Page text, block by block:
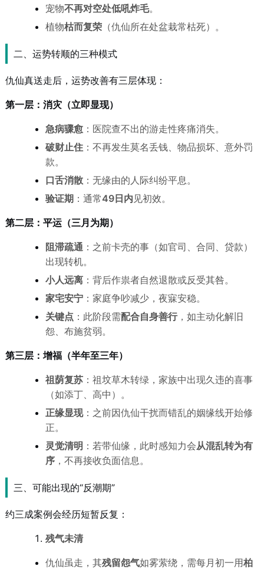
宠物不再对空处低吼炸毛。
植物枯而复荣（仇仙所在处盆栽常枯死）。
二、运势转顺的三种模式
仇仙真送走后，运势改善有三层体现：
第一层：消灾（立即显现）
急病骤愈：医院查不出的游走性疼痛消失。
破财止住：不再发生莫名丢钱、物品损坏、意外罚
款。
口舌消散：无缘由的人际纠纷平息。
验证期 ：通常49日内 见初效。
第二层：平运（三月为期）
阻滞疏通：之前卡壳的事（如官司、合同、贷款）
出现转机。
小人远离：背后作祟者自然退散或反受其咎。
家宅安宁：家庭争吵减少，夜寐安稳。
关键点 ：此阶段需配合自身善行，如主动化解旧
怨、布施贫弱。
第三层：增福（半年至三年）
祖荫复苏：祖坟草木转绿，家族中出现久违的喜事
（如添丁、高中）。
正缘显现：之前因仇仙干扰而错乱的姻缘线开始修
正。
灵觉清明 ：若带仙缘，此时感知力会从混乱转为有
序，不再接收负面信息。
三、可能出现的“反潮期”
约三成案例会经历短暂反复：
残气未清
仇仙虽走，其残留怨气如雾萦绕，需每月初一用柏